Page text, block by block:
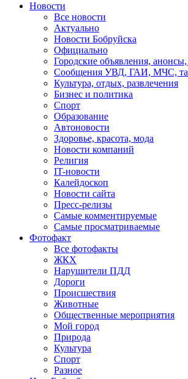
Новости
Все новости
Актуально
Новости Бобруйска
Официально
Городские объявления,
Сообщения УВД, ГАИ, МЧС,
Культура, отдых, развлечения
Бизнес и политика
Спорт
Образование
Автоновости
Здоровье, красота, мода
Новости компаний
Религия
IT-новости
Калейдоскоп
Новости сайта
Пресс-релизы
Самые комментируемые
Самые просматриваемые
Фотофакт
Все фотофакты
ЖКХ
Нарушители ПДД
Дороги
Происшествия
Животные
Общественные мероприятия
Мой город
Природа
Культура
Спорт
Разное